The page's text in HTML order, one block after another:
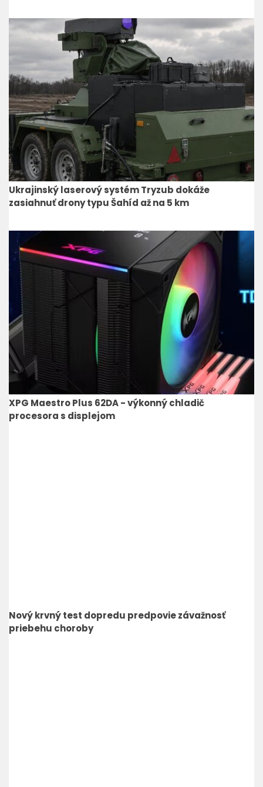
Ukrajinský laserový systém Tryzub dokáže
zasiahnuť drony typu Šahíd až na 5 km
XPG Maestro Plus 62DA - výkonný chladič
procesora s displejom
Nový krvný test dopredu predpovie závažnosť
priebehu choroby